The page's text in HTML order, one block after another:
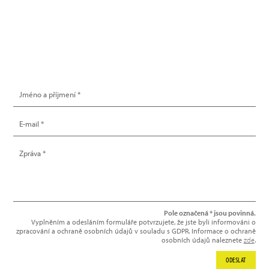
Pole označená * jsou povinná.
Vyplněním a odesláním formuláře potvrzujete, že jste byli informováni o
zpracování a ochraně osobních údajů v souladu s GDPR. Informace o ochraně
osobních údajů naleznete zde.
ODESLAT